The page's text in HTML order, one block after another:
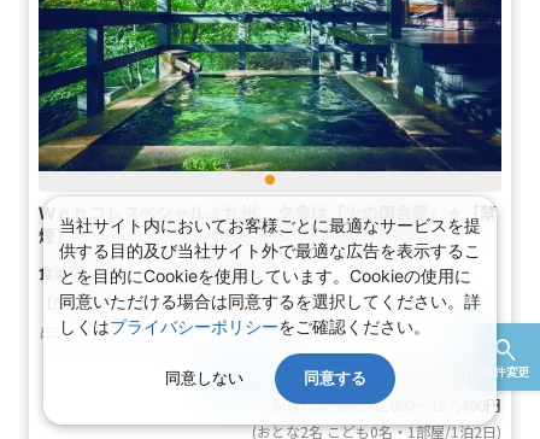
条件変更
Ｗｅｂコレスペシャル♪九州 夕食は「火の国会席」★【禁
煙】カルデラの間 離れ露天風呂付き洋室(2名1室)
夕・朝食付き
【広さ】63平米
【ベッド】幅95cm×長さ200cm（2台）
2名
ツイン
バス トイレ 禁煙
おとな1名 税込71,400～78,700円
旅行代金合計142,800〜157,400 円
(おとな2名 こども0名・1部屋/1泊2日)
当社サイト内においてお客様ごとに最適なサービスを提
供する目的及び当社サイト外で最適な広告を表示するこ
とを目的にCookieを使用しています。Cookieの使用に
同意いただける場合は同意するを選択してください。詳
しくはプライバシーポリシーをご確認ください。
同意しない 同意する